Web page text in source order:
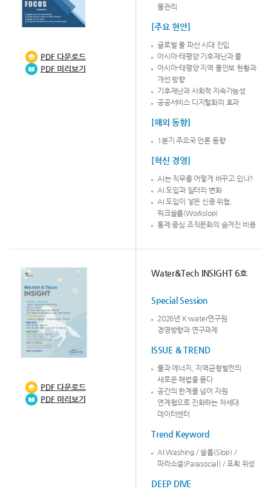
PDF 다운로드
PDF 미리보기
물관리
[주요 현안]
글로벌 물 파산 시대 진입
아시아-태평양 기후재난과 물
아시아-태평양 지역 물안보 현황과
개선 방향
기후재난과 사회적 지속가능성
공공서비스 디지털화의 효과
[해외 동향]
1분기 주요국 언론 동향
[혁신 경영]
AI는 직무를 어떻게 바꾸고 있나?
AI 도입과 일터의 변화
AI 도입이 낳은 신종 위협,
워크슬롭(Workslop)
통제 중심 조직문화의 숨겨진 비용
PDF 다운로드
PDF 미리보기
Water&Tech INSIGHT 6호
Special Session
2026년 K-water연구원
경영방향과 연구과제
ISSUE & TREND
물과 에너지, 지역균형발전의
새로운 해법을 묻다
공간의 한계를 넘어 자원
연계형으로 진화하는 차세대
데이터센터
Trend Keyword
AI Washing / 슬롭(Slop) /
파라소셜(Parasocial) / 포획 위성
DEEP DIVE